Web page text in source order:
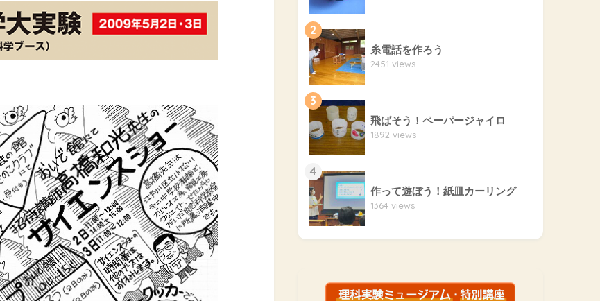
2
糸電話を作ろう
2451 views
3
飛ばそう！ペーパージャイロ
1892 views
4
作って遊ぼう！紙皿カーリング
1364 views